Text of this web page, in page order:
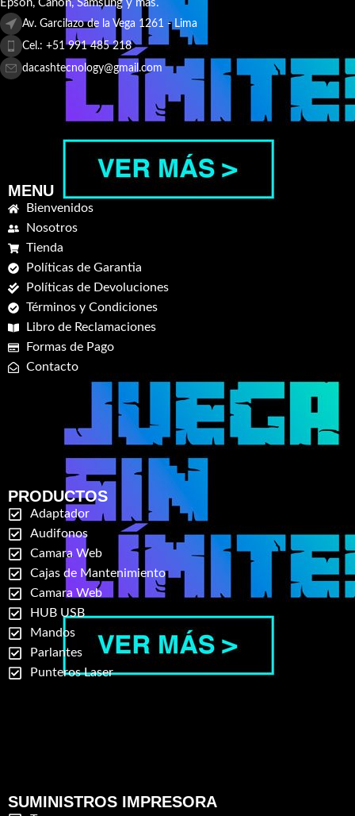
Epson, Canon, Samsung y más.
Av. Garcilazo de la Vega 1261 - Lima
Cel.: +51 991 485 218
dacashtecnology@gmail.com
MENU
Bienvenidos
Nosotros
Tienda
Políticas de Garantia
Políticas de Devoluciones
Términos y Condiciones
Libro de Reclamaciones
Formas de Pago
Contacto
PRODUCTOS
Adaptador
Audifonos
Camara Web
Cajas de Mantenimiento
Camara Web
HUB USB
Mandos
Parlantes
Punteros Laser
SUMINISTROS IMPRESORA